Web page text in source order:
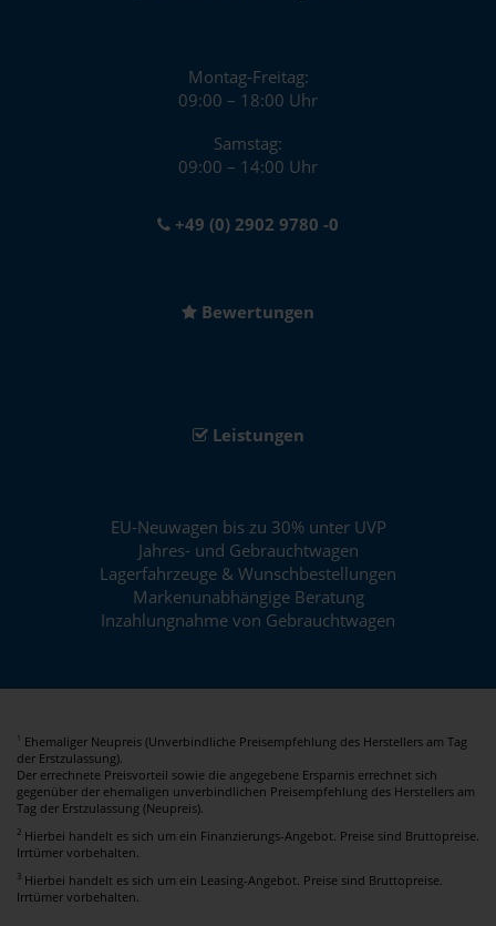
Montag-Freitag:
09:00 – 18:00 Uhr
Samstag:
09:00 – 14:00 Uhr
+49 (0) 2902 9780 -0
Bewertungen
Leistungen
EU-Neuwagen bis zu 30% unter UVP
Jahres- und Gebrauchtwagen
Lagerfahrzeuge & Wunschbestellungen
Markenunabhängige Beratung
Inzahlungnahme von Gebrauchtwagen
1
Ehemaliger Neupreis (Unverbindliche Preisempfehlung des Herstellers am Tag
der Erstzulassung).
Der errechnete Preisvorteil sowie die angegebene Ersparnis errechnet sich
gegenüber der ehemaligen unverbindlichen Preisempfehlung des Herstellers am
Tag der Erstzulassung (Neupreis).
2 Hierbei handelt es sich um ein Finanzierungs-Angebot. Preise sind Bruttopreise.
Irrtümer vorbehalten.
3 Hierbei handelt es sich um ein Leasing-Angebot. Preise sind Bruttopreise.
Irrtümer vorbehalten.